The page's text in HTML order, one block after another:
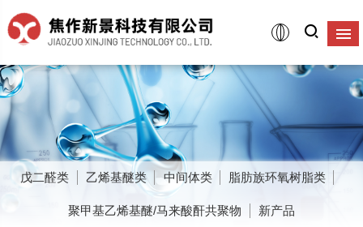
戊二醛类 乙烯基醚类 中间体类 脂肪族环氧树脂类
聚甲基乙烯基醚/马来酸酐共聚物 新产品